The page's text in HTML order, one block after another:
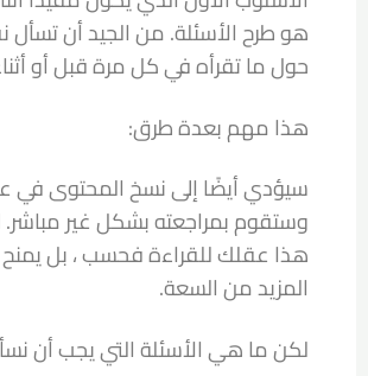
هو طرح الأسئلة. من الجيد أن
حول ما تقرأه في كل مرة قبل أو
هذا مهم بعدة طرق:
سيؤدي أيضًا إلى نسخ المحتوى في
وستقوم بمراجعته بشكل غير
هذا عقلك للقراءة فحسب ، بل
المزيد من السعة.
لكن ما هي الأسئلة التي يجب أن